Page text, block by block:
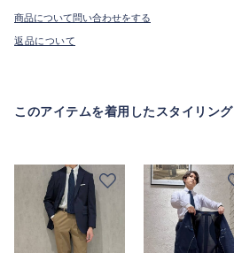
商品について問い合わせをする
返品について
このアイテムを着用したスタイリング